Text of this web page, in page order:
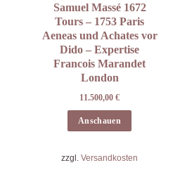
Samuel Massé 1672
Tours – 1753 Paris
Aeneas und Achates vor
Dido – Expertise
Francois Marandet
London
11.500,00 €
Anschauen
zzgl. Versandkosten